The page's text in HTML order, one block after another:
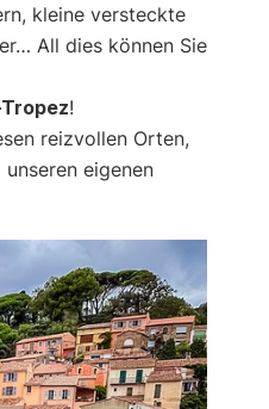
kleine versteckte
All dies können Sie
!
reizvollen Orten,
eigenen